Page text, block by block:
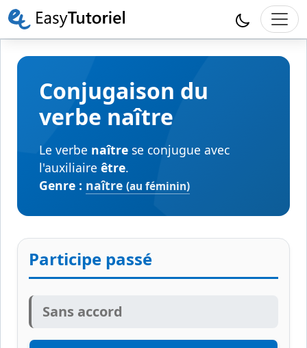
Conjugaison du
verbe naître
Le verbe naître se conjugue avec
l'auxiliaire être.
Genre : naître (au féminin)
Participe passé
Sans accord